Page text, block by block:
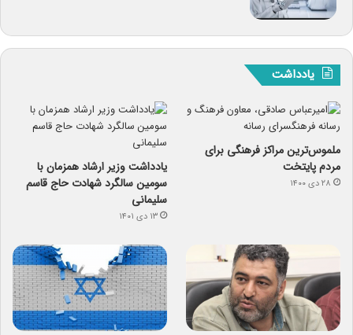
یادداشت
ملموس‌ترین مراکز فرهنگی برای
مردم پایتخت
۲۸ دی ۱۴۰۰
یادداشت وزیر ارشاد همزمان با
سومین سالگرد شهادت حاج قاسم
سلیمانی
۱۳ دی ۱۴۰۱